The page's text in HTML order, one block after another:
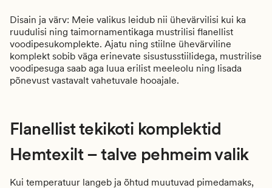
Disain ja värv: Meie valikus leidub nii ühevärvilisi kui ka
ruudulisi ning taimornamentikaga mustrilisi flanellist
voodipesukomplekte. Ajatu ning stiilne ühevärviline
komplekt sobib väga erinevate sisustusstiilidega, mustrilise
voodipesuga saab aga luua erilist meeleolu ning lisada
põnevust vastavalt vahetuvale hooajale.
Flanellist tekikoti komplektid
Hemtexilt – talve pehmeim valik
Kui temperatuur langeb ja õhtud muutuvad pimedamaks,